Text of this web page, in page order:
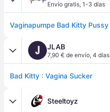
Envío gratis, 1-3 días
J JLAB
7,90 € de envío, 4 días
Bad Kitty : Vagina Sucker
Steeltoyz